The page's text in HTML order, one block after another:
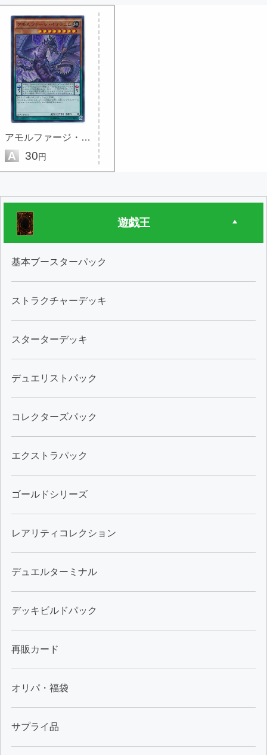
アモルファージ・イリテュム
A 30円
遊戯王
基本ブースターパック
ストラクチャーデッキ
スターターデッキ
デュエリストパック
コレクターズパック
エクストラパック
ゴールドシリーズ
レアリティコレクション
デュエルターミナル
デッキビルドパック
再販カード
オリパ・福袋
サプライ品